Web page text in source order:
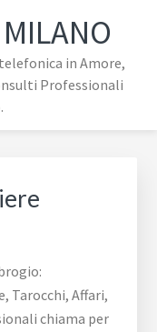
in Amore,
Professionali
Tarocchi, Affari,
chiama per